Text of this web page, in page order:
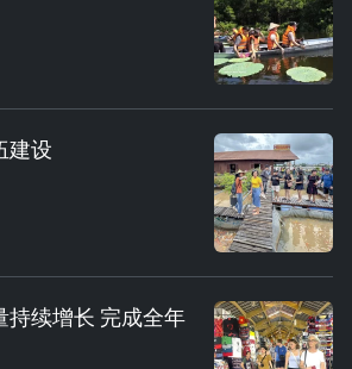
建设
持续增长 完成全年